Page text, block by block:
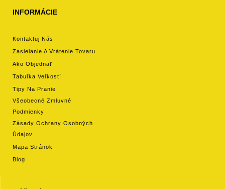
INFORMÁCIE
Kontaktuj Nás
Zasielanie A Vrátenie Tovaru
Ako Objednať
Tabuľka Veľkostí
Tipy Na Pranie
Všeobecné Zmluvné
Podmienky
Zásady Ochrany Osobných
Údajov
Mapa Stránok
Blog